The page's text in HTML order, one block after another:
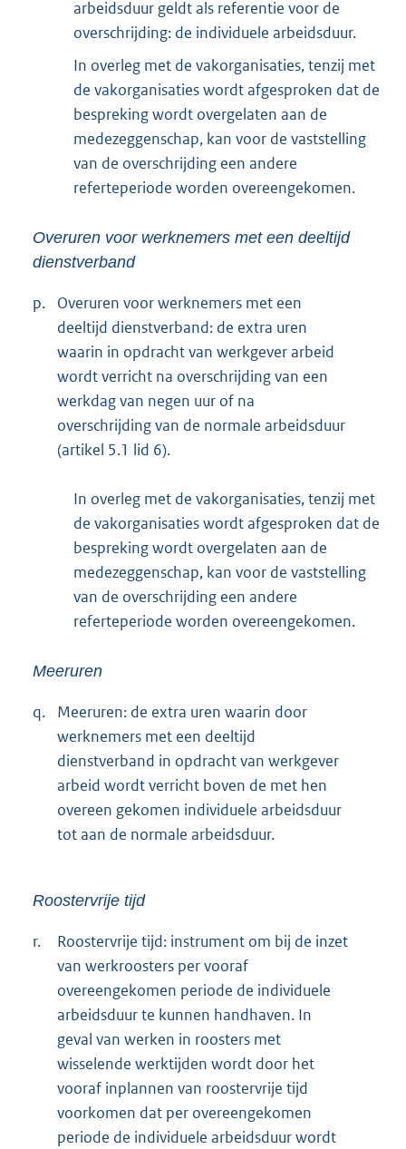
arbeidsduur geldt als referentie voor de
overschrijding: de individuele arbeidsduur.
In overleg met de vakorganisaties, tenzij met
de vakorganisaties wordt afgesproken dat de
bespreking wordt overgelaten aan de
medezeggenschap, kan voor de vaststelling
van de overschrijding een andere
referteperiode worden overeengekomen.
Overuren voor werknemers met een deeltijd
dienstverband
p.
Overuren voor werknemers met een
deeltijd dienstverband: de extra uren
waarin in opdracht van werkgever arbeid
wordt verricht na overschrijding van een
werkdag van negen uur of na
overschrijding van de normale arbeidsduur
(artikel 5.1 lid 6).
In overleg met de vakorganisaties, tenzij met
de vakorganisaties wordt afgesproken dat de
bespreking wordt overgelaten aan de
medezeggenschap, kan voor de vaststelling
van de overschrijding een andere
referteperiode worden overeengekomen.
Meeruren
q.
Meeruren: de extra uren waarin door
werknemers met een deeltijd
dienstverband in opdracht van werkgever
arbeid wordt verricht boven de met hen
overeen gekomen individuele arbeidsduur
tot aan de normale arbeidsduur.
Roostervrije tijd
r.
Roostervrije tijd: instrument om bij de inzet
van werkroosters per vooraf
overeengekomen periode de individuele
arbeidsduur te kunnen handhaven. In
geval van werken in roosters met
wisselende werktijden wordt door het
vooraf inplannen van roostervrije tijd
voorkomen dat per overeengekomen
periode de individuele arbeidsduur wordt